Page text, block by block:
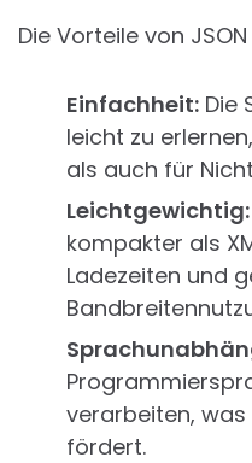
Die Vorteile von
Einfachheit: Die
leicht zu
als auch für
Leichtgewichtig:
kompakter als
Ladezeiten und
verarbeiten,
fördert.